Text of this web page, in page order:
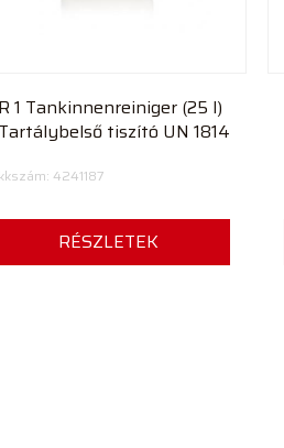
1 Tankinnenreiniger (25 l)
tiszító UN 1814
4241187
RÉSZLETEK